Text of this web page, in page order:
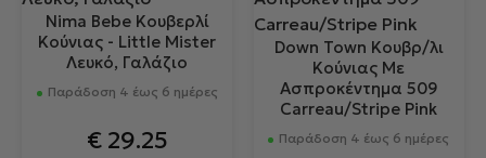
Nima Bebe Κουβερλί
Κούνιας - Little Mister
Λευκό, Γαλάζιο
Παράδοση 4 έως 6 ημέρες
€29.25
Down Town Κουβρ/λι
Κούνιας Με
Ασπροκέντημα 509
Carreau/Stripe Pink
Παράδοση 4 έως 6 ημέρες